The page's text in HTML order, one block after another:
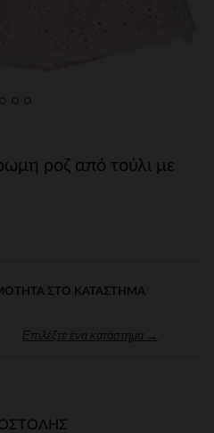
ροζ από τούλι με
ΣΤΟ ΚΑΤΆΣΤΗΜΑ
Επιλέξτε ένα κατάστημα →